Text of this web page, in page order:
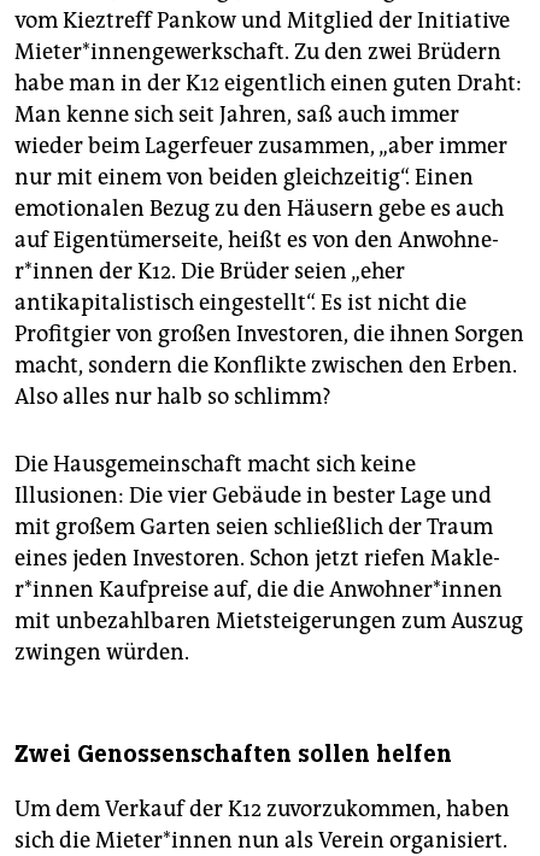
vom Kieztreff Pankow und Mitglied der Initiative
Mieter*innengewerkschaft. Zu den zwei Brüdern
habe man in der K12 eigentlich einen guten Draht:
Man kenne sich seit Jahren, saß auch immer
wieder beim Lagerfeuer zusammen, „aber immer
nur mit einem von beiden gleichzeitig“. Einen
emotionalen Bezug zu den Häusern gebe es auch
auf Eigentümerseite, heißt es von den An­woh­ne­
r*in­nen der K12. Die Brüder seien „eher
antikapitalistisch eingestellt“. Es ist nicht die
Profitgier von großen Investoren, die ihnen Sorgen
macht, sondern die Konflikte zwischen den Erben.
Also alles nur halb so schlimm?
Die Hausgemeinschaft macht sich keine
Illusionen: Die vier Gebäude in bester Lage und
mit großem Garten seien schließlich der Traum
eines jeden Investoren. Schon jetzt riefen Mak­le­
r*in­nen Kaufpreise auf, die die An­woh­ne­r*in­nen
mit unbezahlbaren Mietsteigerungen zum Auszug
zwingen würden.
Zwei Genossenschaften sollen helfen
Um dem Verkauf der K12 zuvorzukommen, haben
sich die Mie­te­r*in­nen nun als Verein ­organisiert.